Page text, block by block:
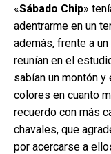
«Sábado Chip»
adentrarme en un
además, frente a
reunían en el
sabían un montón
colores en cuanto
recuerdo con más
chavales, que
por acercarse a